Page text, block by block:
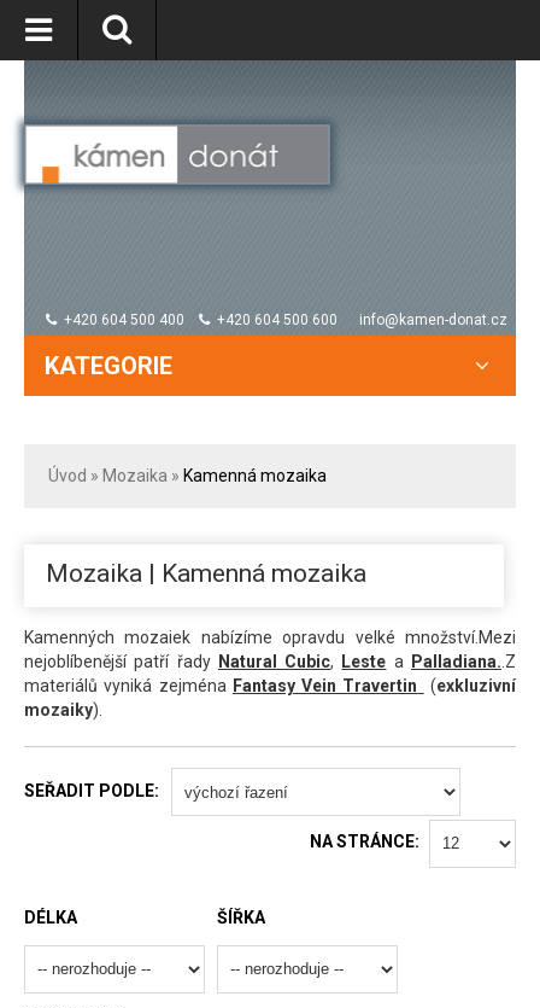
+420 604 500 400 +420 604 500 600 info@kamen-donat.cz
KATEGORIE
Úvod » Mozaika » Kamenná mozaika
Mozaika | Kamenná mozaika
Kamenných mozaiek nabízíme opravdu velké množství.Mezi
nejoblíbenější patří řady Natural Cubic, Leste a Palladiana. .Z
materiálů vyniká zejména Fantasy Vein Travertin (exkluzivní
mozaiky).
SEŘADIT PODLE:
NA STRÁNCE:
DÉLKA ŠÍŘKA